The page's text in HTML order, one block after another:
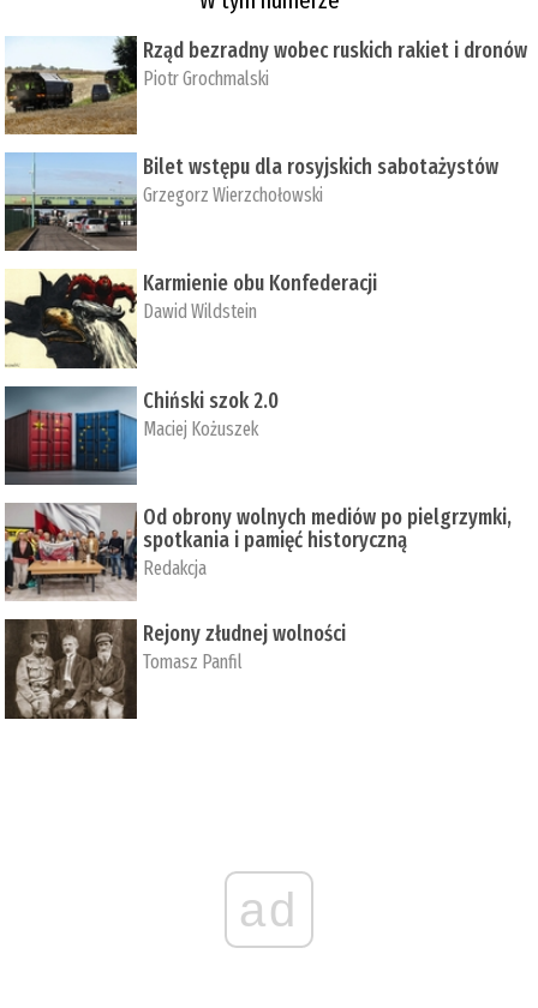
Rząd bezradny wobec ruskich rakiet i dronów
Piotr Grochmalski
Bilet wstępu dla rosyjskich sabotażystów
Grzegorz Wierzchołowski
Karmienie obu Konfederacji
Dawid Wildstein
Chiński szok 2.0
Maciej Kożuszek
Od obrony wolnych mediów po pielgrzymki,
spotkania i pamięć historyczną
Redakcja
Rejony złudnej wolności
Tomasz Panfil
ad